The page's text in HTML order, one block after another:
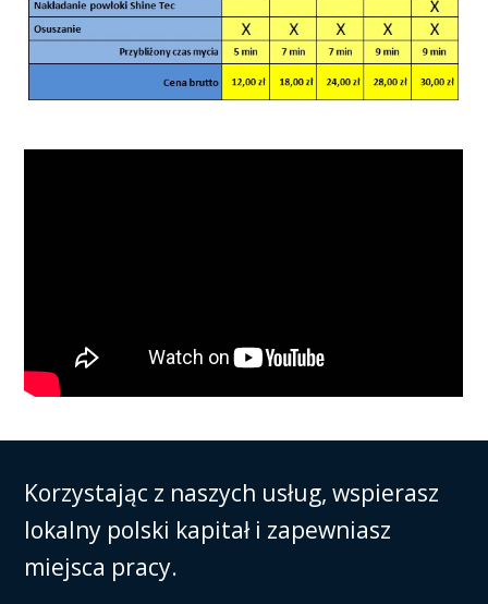
Korzystając z naszych usług, wspierasz
lokalny polski kapitał i zapewniasz
miejsca pracy.